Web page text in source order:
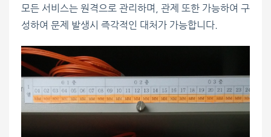
모든 서비스는 원격으로 관리하며, 관제 또한 가능하여 구
성하여 문제 발생시 즉각적인 대처가 가능합니다.